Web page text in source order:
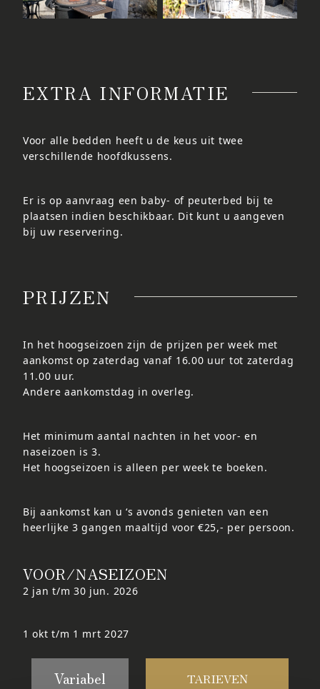
EXTRA INFORMATIE
Voor alle bedden heeft u de keus uit twee
verschillende hoofdkussens.
Er is op aanvraag een baby- of peuterbed bij te
plaatsen indien beschikbaar. Dit kunt u aangeven
bij uw reservering.
PRIJZEN
In het hoogseizoen zijn de prijzen per week met
aankomst op zaterdag vanaf 16.00 uur tot zaterdag
11.00 uur.
Andere aankomstdag in overleg.
Het minimum aantal nachten in het voor- en
naseizoen is 3.
Het hoogseizoen is alleen per week te boeken.
Bij aankomst kan u ‘s avonds genieten van een
heerlijke 3 gangen maaltijd voor €25,- per persoon.
VOOR/NASEIZOEN
2 jan t/m 30 jun. 2026
1 okt t/m 1 mrt 2027
Variabel TARIEVEN